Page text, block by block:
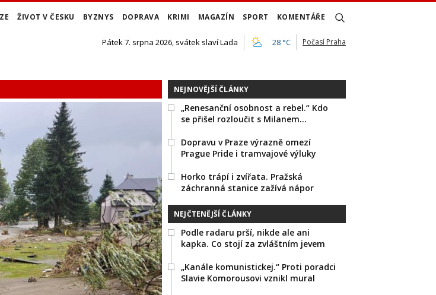
ŽIVOT V ČESKU BYZNYS DOPRAVA KRIMI MAGAZÍN SPORT KOMENTÁŘE
Pátek 7. srpna 2026, svátek slaví Lada 28 °C Počasí Praha
NEJNOVĚJŠÍ ČLÁNKY
„Renesanční osobnost a rebel.“ Kdo
se přišel rozloučit s Milanem…
Dopravu v Praze výrazně omezí
Prague Pride i tramvajové výluky
Horko trápí i zvířata. Pražská
záchranná stanice zažívá nápor
NEJČTENĚJŠÍ ČLÁNKY
Podle radaru prší, nikde ale ani
kapka. Co stojí za zvláštním jevem
„Kanále komunistickej.“ Proti poradci
Slavie Komorousovi vznikl mural